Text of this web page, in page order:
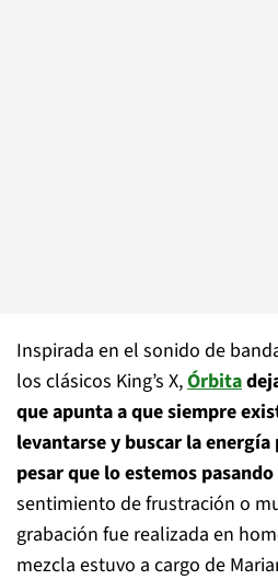
Inspirada en el sonido de
los clásicos King’s X,Órbita
que apunta a que siempre
levantarse y buscar la
pesar que lo estemos
sentimiento de frustración o
grabación fue realizada en
mezcla estuvo a cargo de